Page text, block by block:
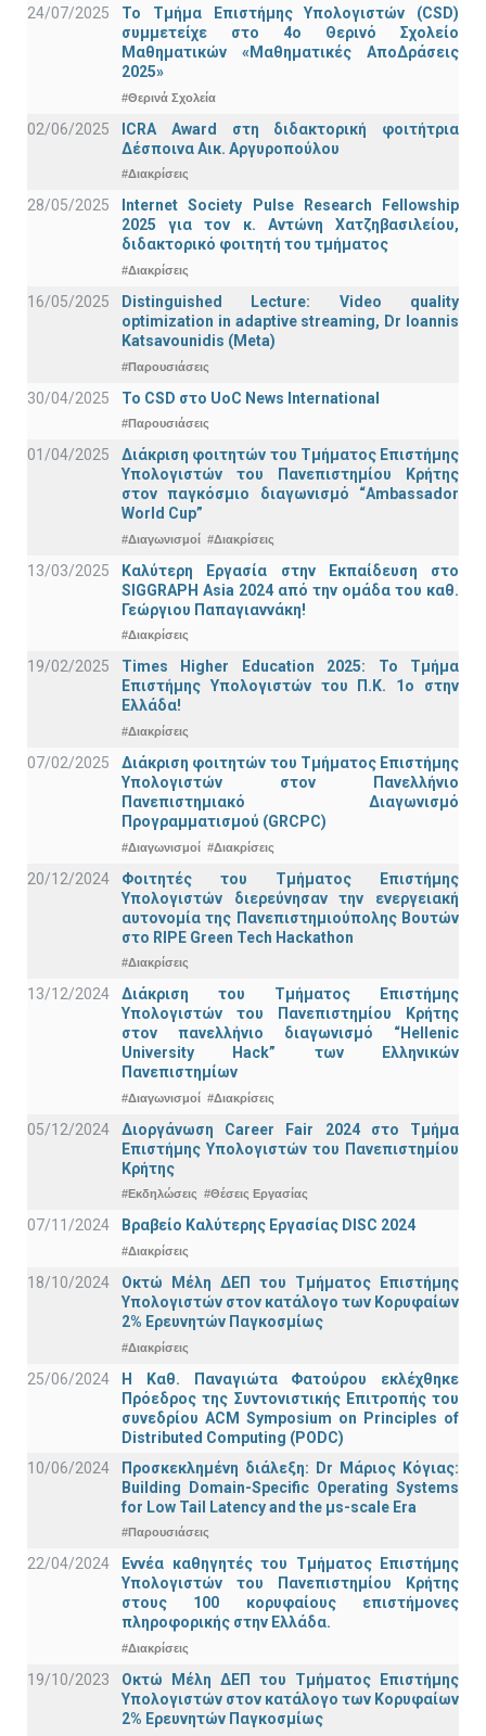
24/07/2025
Το Τμήμα Επιστήμης Υπολογιστών (CSD)
συμμετείχε στο 4ο Θερινό Σχολείο
Μαθηματικών «Μαθηματικές ΑποΔράσεις
2025»
#Θερινά Σχολεία
02/06/2025
ICRA Award στη διδακτορική φοιτήτρια
Δέσποινα Αικ. Αργυροπούλου
#Διακρίσεις
28/05/2025
Internet Society Pulse Research Fellowship
2025 για τον κ. Αντώνη Χατζηβασιλείου,
διδακτορικό φοιτητή του τμήματος
#Διακρίσεις
16/05/2025
Distinguished Lecture: Video quality
optimization in adaptive streaming, Dr Ioannis
Katsavounidis (Meta)
#Παρουσιάσεις
30/04/2025 To CSD στο UoC News International
#Παρουσιάσεις
01/04/2025
Διάκριση φοιτητών του Τμήματος Επιστήμης
Υπολογιστών του Πανεπιστημίου Κρήτης
στον παγκόσμιο διαγωνισμό “Ambassador
World Cup”
#Διαγωνισμοί #Διακρίσεις
13/03/2025
Καλύτερη Εργασία στην Εκπαίδευση στο
SIGGRAPH Asia 2024 από την ομάδα του καθ.
Γεώργιου Παπαγιαννάκη!
#Διακρίσεις
19/02/2025
Times Higher Education 2025: Το Τμήμα
Επιστήμης Υπολογιστών του Π.Κ. 1ο στην
Ελλάδα!
#Διακρίσεις
07/02/2025
Διάκριση φοιτητών του Τμήματος Επιστήμης
Υπολογιστών στον Πανελλήνιο
Πανεπιστημιακό Διαγωνισμό
Προγραμματισμού (GRCPC)
#Διαγωνισμοί #Διακρίσεις
20/12/2024
Φοιτητές του Τμήματος Επιστήμης
Υπολογιστών διερεύνησαν την ενεργειακή
αυτονομία της Πανεπιστημιούπολης Βουτών
στο RIPE Green Tech Hackathon
#Διακρίσεις
13/12/2024
Διάκριση του Τμήματος Επιστήμης
Υπολογιστών του Πανεπιστημίου Κρήτης
στον πανελλήνιο διαγωνισμό “Hellenic
University Hack” των Ελληνικών
Πανεπιστημίων
#Διαγωνισμοί #Διακρίσεις
05/12/2024
Διοργάνωση Career Fair 2024 στο Τμήμα
Επιστήμης Υπολογιστών του Πανεπιστημίου
Κρήτης
#Εκδηλώσεις #Θέσεις Εργασίας
07/11/2024 Βραβείο Καλύτερης Εργασίας DISC 2024
#Διακρίσεις
18/10/2024
Οκτώ Μέλη ΔΕΠ του Τμήματος Επιστήμης
Υπολογιστών στον κατάλογο των Κορυφαίων
2% Ερευνητών Παγκοσμίως
#Διακρίσεις
25/06/2024
Η Καθ. Παναγιώτα Φατούρου εκλέχθηκε
Πρόεδρος της Συντονιστικής Επιτροπής του
συνεδρίου ACM Symposium on Principles of
Distributed Computing (PODC)
10/06/2024
Προσκεκλημένη διάλεξη: Dr Μάριος Κόγιας:
Building Domain-Specific Operating Systems
for Low Tail Latency and the μs-scale Era
#Παρουσιάσεις
22/04/2024
Εννέα καθηγητές του Τμήματος Επιστήμης
Υπολογιστών του Πανεπιστημίου Κρήτης
στους 100 κορυφαίους επιστήμονες
πληροφορικής στην Ελλάδα.
#Διακρίσεις
19/10/2023
Οκτώ Μέλη ΔΕΠ του Τμήματος Επιστήμης
Υπολογιστών στον κατάλογο των Κορυφαίων
2% Ερευνητών Παγκοσμίως